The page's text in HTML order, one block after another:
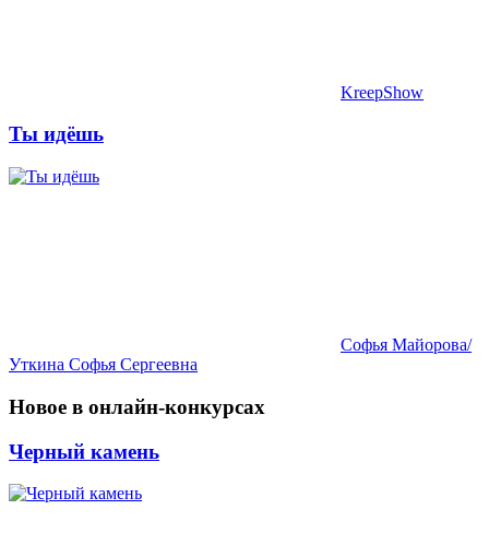
KreepShow
Ты идёшь
Софья Майорова/
Уткина Софья Сергеевна
Новое в онлайн-конкурсах
Черный камень